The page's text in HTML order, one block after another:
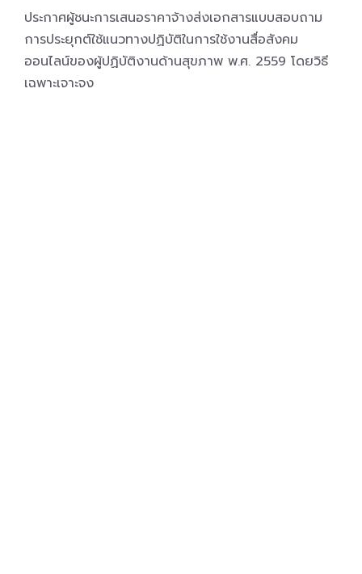
ประกาศผู้ชนะการเสนอราคาจ้างส่งเอกสารแบบสอบถาม
การประยุกต์ใช้แนวทางปฏิบัติในการใช้งานสื่อสังคม
ออนไลน์ของผู้ปฏิบัติงานด้านสุขภาพ พ.ศ. 2559 โดยวิธี
เฉพาะเจาะจง